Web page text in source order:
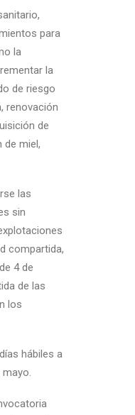
para
la
la
de riesgo
renovación
de
de miel,
las
sin
compartida,
4 de
de las
los
hábiles a